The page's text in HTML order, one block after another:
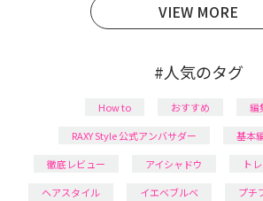
VIEW MORE
#人気のタグ
How to おすすめ
編
RAXY Style 公式アンバサダー
基本
徹底レビュー
アイシャドウ ト
ヘアスタイル
イエベブルベ プチ